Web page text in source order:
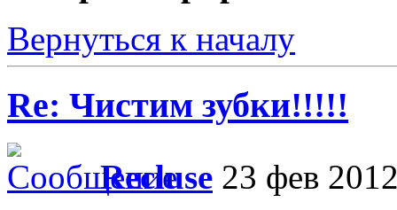
Вернуться к началу
Re: Чистим зубки!!!!!
Recluse 23 фев